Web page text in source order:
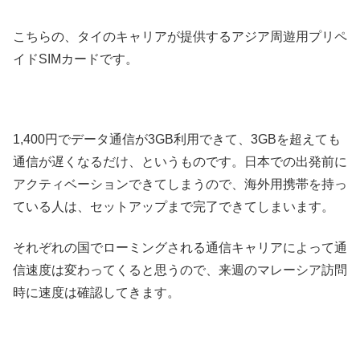
こちらの、タイのキャリアが提供するアジア周遊用プリペ
イドSIMカードです。
1,400円でデータ通信が3GB利用できて、3GBを超えても
通信が遅くなるだけ、というものです。日本での出発前に
アクティベーションできてしまうので、海外用携帯を持っ
ている人は、セットアップまで完了できてしまいます。
それぞれの国でローミングされる通信キャリアによって通
信速度は変わってくると思うので、来週のマレーシア訪問
時に速度は確認してきます。